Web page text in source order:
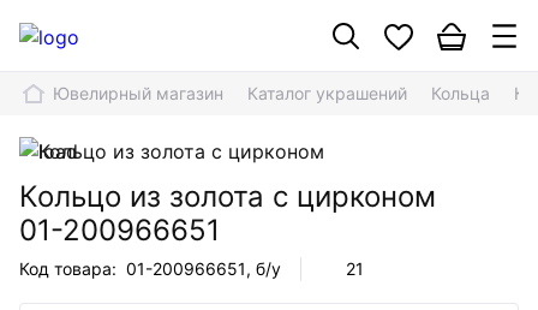
Ювелирный магазин Каталог украшений Кольца
Кольцо из золота с цирконом
01-200966651
Код товара: 01-200966651, б/у 21